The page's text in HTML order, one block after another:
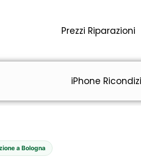
Prezzi Riparazioni
iPhone
a Bologna